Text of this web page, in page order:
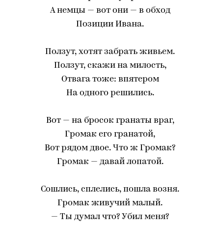
А немцы — вот они — в обход
Позиции Ивана.
Ползут, хотят забрать живьем.
Ползут, скажи на милость,
Отвага тоже: впятером
На одного решились.
Вот — на бросок гранаты враг,
Громак его гранатой,
Вот рядом двое. Что ж Громак?
Громак — давай лопатой.
Сошлись, сплелись, пошла возня.
Громак живучий малый.
— Ты думал что? Убил меня?